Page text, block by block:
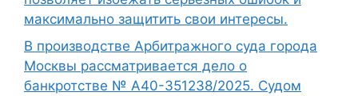
максимально защитить свои интересы.
В производстве Арбитражного суда города
Москвы рассматривается дело о
банкротстве № А40-351238/2025. Судом